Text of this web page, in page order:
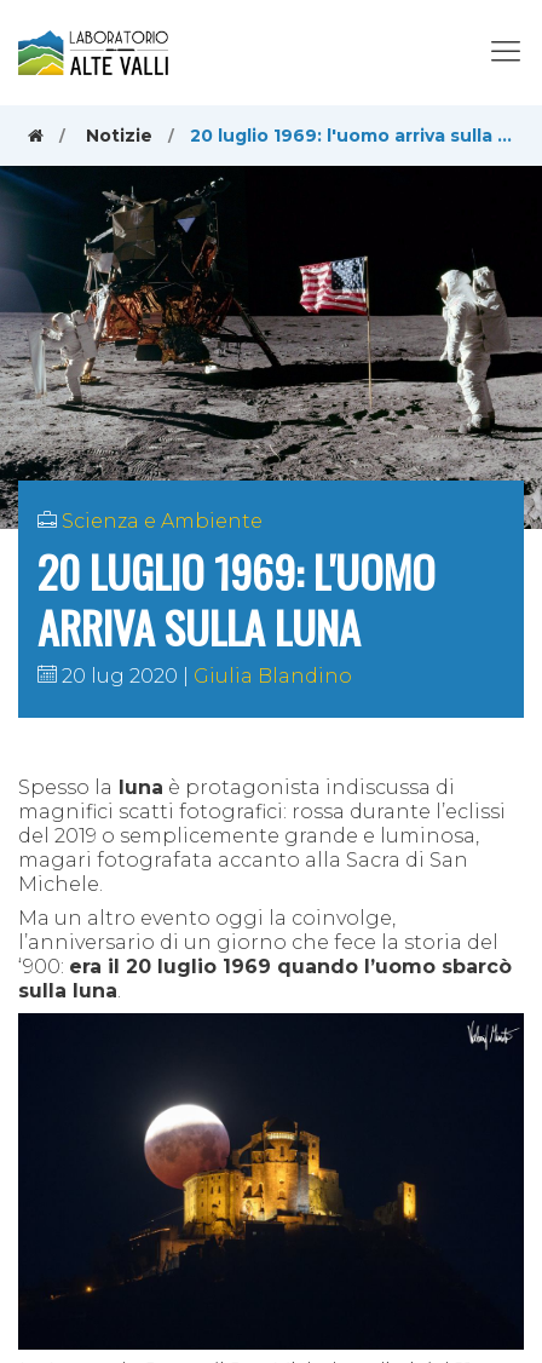
Notizie 20 luglio 1969: l'uomo arriva sulla Luna
Scienza e Ambiente
20 LUGLIO 1969: L'UOMO
ARRIVA SULLA LUNA
20 lug 2020 Giulia Blandino
Spesso la luna è protagonista indiscussa di
magnifici scatti fotografici: rossa durante l’eclissi
del 2019 o semplicemente grande e luminosa,
magari fotografata accanto alla Sacra di San
Michele.
Ma un altro evento oggi la coinvolge,
l’anniversario di un giorno che fece la storia del
‘900: era il 20 luglio 1969 quando l’uomo sbarcò
sulla luna